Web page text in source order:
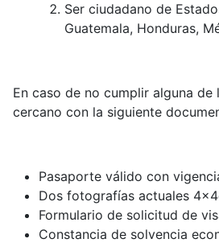
Ser ciudadano de
Guatemala, Honduras,
En caso de no cumplir alguna
cercano con la siguiente
Pasaporte válido con
Dos fotografías actuales
Formulario de solicitud de
Constancia de solvencia